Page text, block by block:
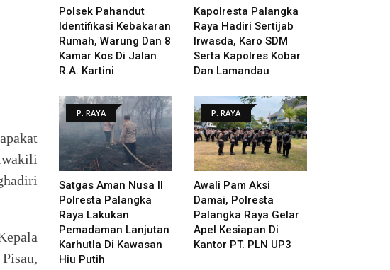
Polsek Pahandut
Identifikasi Kebakaran
Rumah, Warung Dan 8
Kamar Kos Di Jalan
R.A. Kartini
Kapolresta Palangka
Raya Hadiri Sertijab
Irwasda, Karo SDM
Serta Kapolres Kobar
Dan Lamandau
P. RAYA
Satgas Aman Nusa II
Polresta Palangka
Raya Lakukan
Pemadaman Lanjutan
Karhutla Di Kawasan
Hiu Putih
P. RAYA
Awali Pam Aksi
Damai, Polresta
Palangka Raya Gelar
Apel Kesiapan Di
Kantor PT. PLN UP3